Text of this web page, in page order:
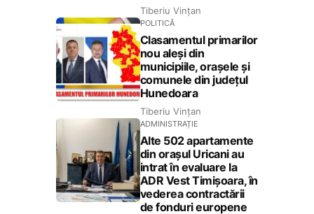
Tiberiu Vințan
POLITICĂ
Clasamentul primarilor
nou aleși din
municipiile, orașele și
comunele din județul
Hunedoara
Tiberiu Vințan
ADMINISTRAȚIE
Alte 502 apartamente
din orașul Uricani au
intrat în evaluare la
ADR Vest Timișoara, în
vederea contractării
de fonduri europene